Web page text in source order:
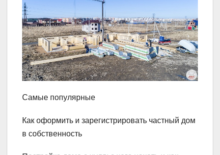
Самые популярные
Как оформить и зарегистрировать частный дом
в собственность